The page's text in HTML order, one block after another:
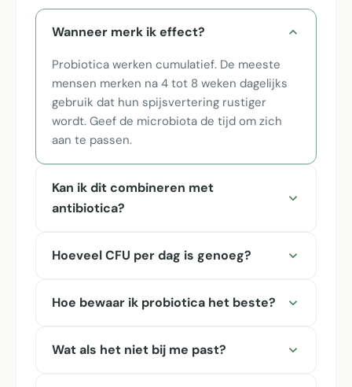
Wanneer merk ik effect?
Probiotica werken cumulatief. De meeste
mensen merken na 4 tot 8 weken dagelijks
gebruik dat hun spijsvertering rustiger
wordt. Geef de microbiota de tijd om zich
aan te passen.
Kan ik dit combineren met
antibiotica?
Hoeveel CFU per dag is genoeg?
Hoe bewaar ik probiotica het beste?
Wat als het niet bij me past?